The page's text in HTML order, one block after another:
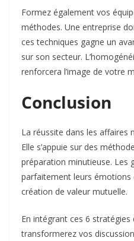
Formez également vos
méthodes. Une entreprise
ces techniques gagne un
sur son secteur.
renforcera l’image de votre
Conclusion
La réussite dans les affaires
Elle s’appuie sur des
préparation minutieuse. Les
parfaitement leurs émotions
création de valeur mutuelle.
En intégrant ces 6
transformerez vos